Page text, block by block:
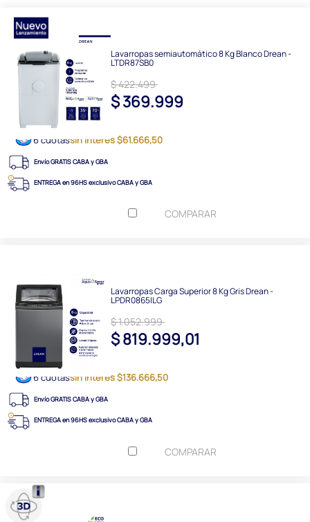
Lavarropas semiautomático 8 Kg Blanco Drean -
LTDR87SB0
$ 422.499
$ 369.999
6 cuotassin interés $61.666,50
Envío GRATIS CABA y GBA
ENTREGA en 96HS exclusivo CABA y GBA
COMPARAR
Lavarropas Carga Superior 8 Kg Gris Drean -
LPDR0865ILG
$ 1.052.999
$ 819.999,01
6 cuotassin interés $136.666,50
Envío GRATIS CABA y GBA
ENTREGA en 96HS exclusivo CABA y GBA
COMPARAR